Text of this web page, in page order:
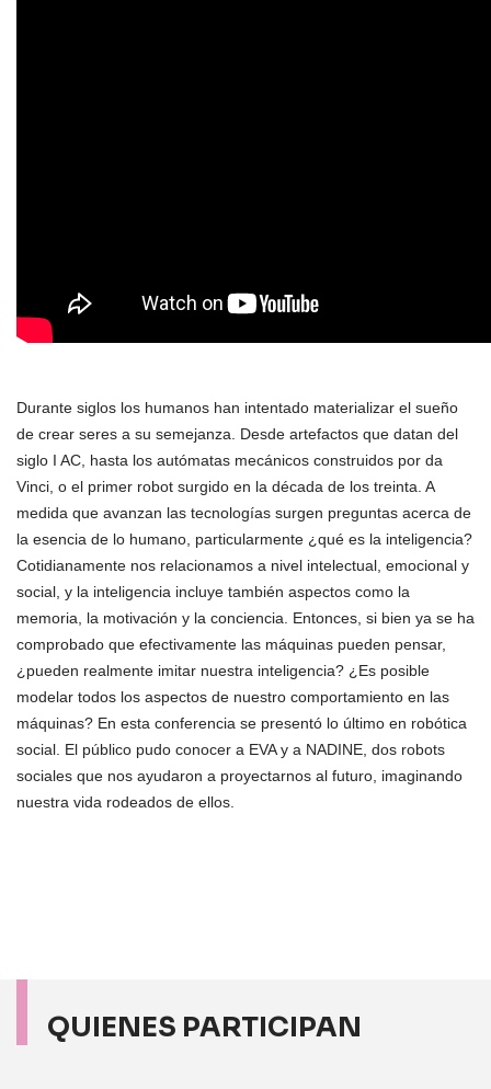
Durante siglos los humanos han intentado materializar el sueño
de crear seres a su semejanza. Desde artefactos que datan del
siglo I AC, hasta los autómatas mecánicos construidos por da
Vinci, o el primer robot surgido en la década de los treinta. A
medida que avanzan las tecnologías surgen preguntas acerca de
la esencia de lo humano, particularmente ¿qué es la inteligencia?
Cotidianamente nos relacionamos a nivel intelectual, emocional y
social, y la inteligencia incluye también aspectos como la
memoria, la motivación y la conciencia. Entonces, si bien ya se ha
comprobado que efectivamente las máquinas pueden pensar,
¿pueden realmente imitar nuestra inteligencia? ¿Es posible
modelar todos los aspectos de nuestro comportamiento en las
máquinas? En esta conferencia se presentó lo último en robótica
social. El público pudo conocer a EVA y a NADINE, dos robots
sociales que nos ayudaron a proyectarnos al futuro, imaginando
nuestra vida rodeados de ellos.
QUIENES PARTICIPAN